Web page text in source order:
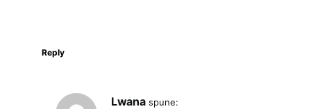
Reply
Lwana spune: